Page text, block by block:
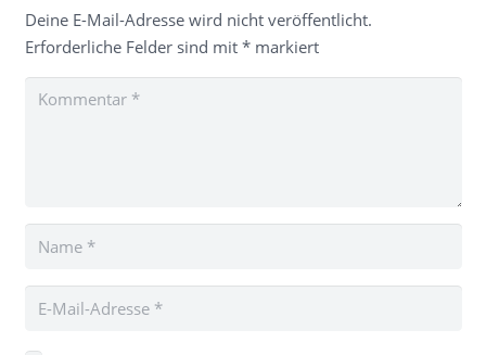
Deine E-Mail-Adresse wird nicht veröffentlicht.
Erforderliche Felder sind mit *markiert